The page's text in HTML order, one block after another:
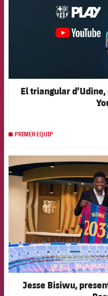
El triangular
PRIMER EQUIP
Jesse Bisiwu,